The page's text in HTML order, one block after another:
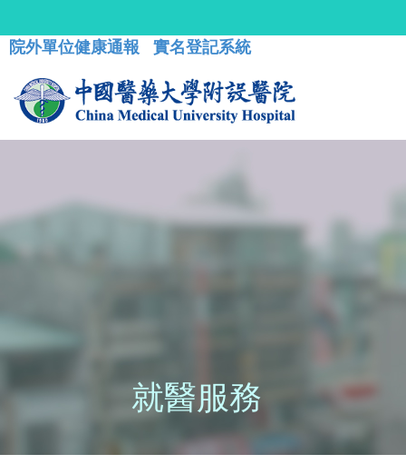
院外單位健康通報 實名登記系統
就醫服務